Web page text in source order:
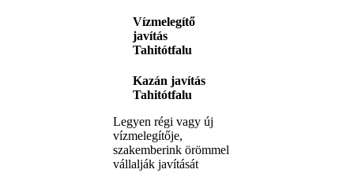
Vízmelegítő
javítás
Tahitótfalu
Kazán javítás
Tahitótfalu
Legyen régi vagy új
vízmelegítője,
szakemberink örömmel
vállalják javítását